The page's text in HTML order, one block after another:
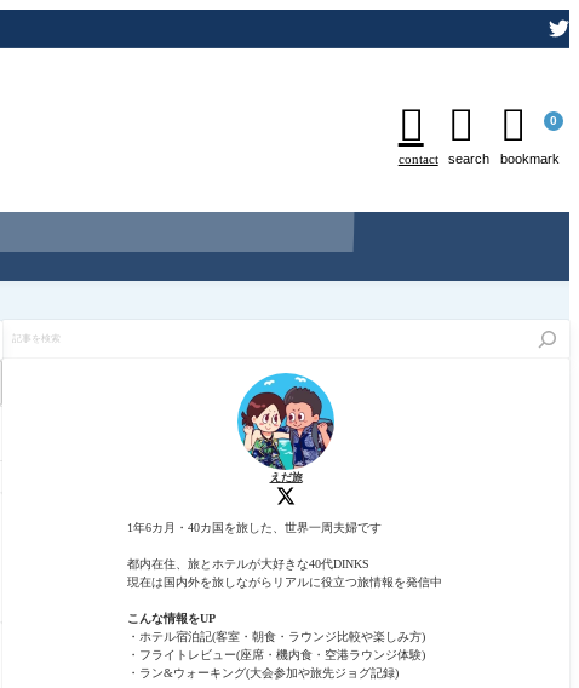

contact

search
 0
bookmark
を
えだ旅
1年6カ月・40カ国を旅した、世界一周夫婦です
都内在住、旅とホテルが大好きな40代DINKS
現在は国内外を旅しながらリアルに役立つ旅情報を発信中
こんな情報をUP
・ホテル宿泊記(客室・朝食・ラウンジ比較や楽しみ方)
・フライトレビュー(座席・機内食・空港ラウンジ体験)
・ラン&ウォーキング(大会参加や旅先ジョグ記録)